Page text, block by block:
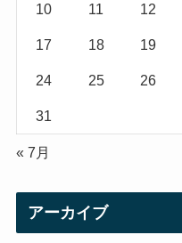
10 11 12
17 18 19
24 25 26
31
« 7月
アーカイブ